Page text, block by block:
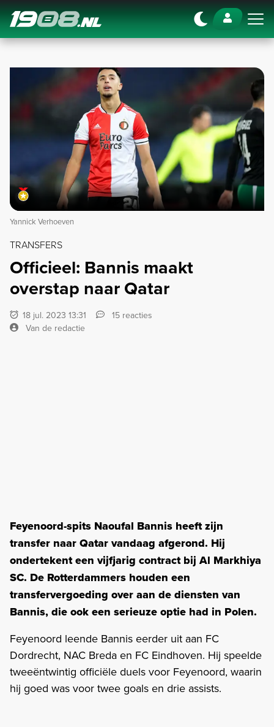
Navigation
Yannick Verhoeven
TRANSFERS
Officieel: Bannis maakt
overstap naar Qatar
18 jul. 2023 13:31
15 reacties
Van de redactie
Feyenoord-spits Naoufal Bannis heeft zijn
transfer naar Qatar vandaag afgerond. Hij
ondertekent een vijfjarig contract bij Al Markhiya
SC. De Rotterdammers houden een
transfervergoeding over aan de diensten van
Bannis, die ook een serieuze optie had in Polen.
Feyenoord leende Bannis eerder uit aan FC
Dordrecht, NAC Breda en FC Eindhoven. Hij speelde
tweeëntwintig officiële duels voor Feyenoord, waarin
hij goed was voor twee goals en drie assists.